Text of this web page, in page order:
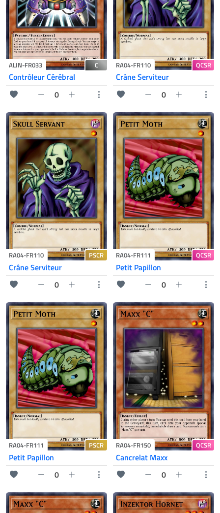
ALIN-FR033 C
Contrôleur Cérébral
0
RA04-FR110 QCSR
Crâne Serviteur
0
RA04-FR110 PSCR
Crâne Serviteur
0
RA04-FR111 QCSR
Petit Papillon
0
RA04-FR111 PSCR
Petit Papillon
0
RA04-FR150 QCSR
Cancrelat Maxx
0